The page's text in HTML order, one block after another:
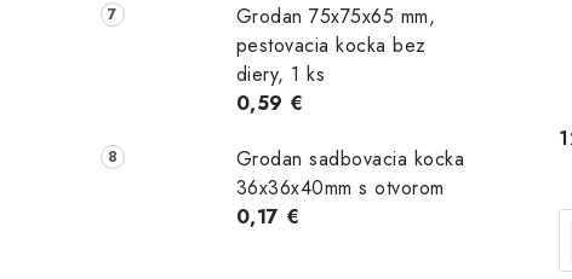
Grodan 75x75x65 mm,
pestovacia kocka bez
diery, 1 ks
0,59 €
Grodan sadbovacia kocka
36x36x40mm s otvorom
0,17 €